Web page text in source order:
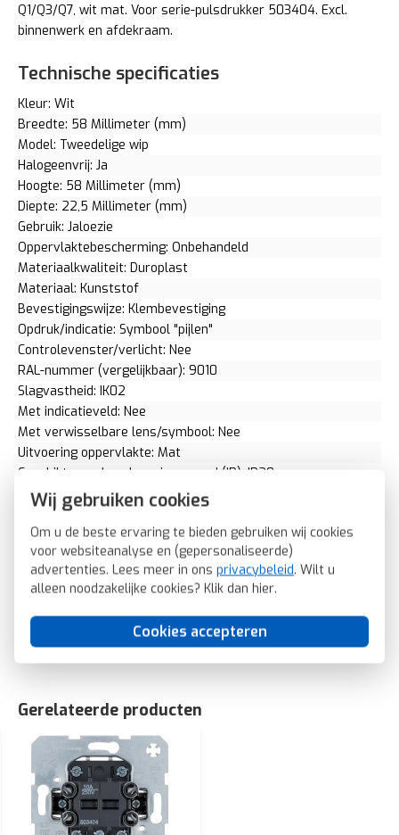
Wij gebruiken cookies
Om u de beste ervaring te bieden gebruiken wij cookies
voor websiteanalyse en (gepersonaliseerde)
advertenties. Lees meer in ons privacybeleid. Wilt u
alleen noodzakelijke cookies? Klik dan hier.
Cookies accepteren
Q1/Q3/Q7, wit mat. Voor serie-pulsdrukker 503404. Excl.
binnenwerk en afdekraam.
Technische specificaties
Kleur: Wit
Breedte: 58 Millimeter (mm)
Model: Tweedelige wip
Halogeenvrij: Ja
Hoogte: 58 Millimeter (mm)
Diepte: 22,5 Millimeter (mm)
Gebruik: Jaloezie
Oppervlaktebescherming: Onbehandeld
Materiaalkwaliteit: Duroplast
Materiaal: Kunststof
Bevestigingswijze: Klembevestiging
Opdruk/indicatie: Symbool "pijlen"
Controlevenster/verlicht: Nee
RAL-nummer (vergelijkbaar): 9010
Slagvastheid: IK02
Met indicatieveld: Nee
Met verwisselbare lens/symbool: Nee
Uitvoering oppervlakte: Mat
Geschikt voor beschermingsgraad (IP): IP20
Geschikt voor bussysteem-toetsaansluiting: Ja
Aftastsymbool / barrièrevrij: Nee
Antibacteriële behandeling: Nee
Berker wip jaloezieschakelaar 4-voudig Q1/Q3/Q7 wit
(16446089)
EAN: 4011334312727
Gerelateerde producten